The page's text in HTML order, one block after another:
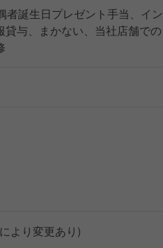
者誕生日プレゼント手当、イン
与、まかない、当社店舗での
より変更あり)